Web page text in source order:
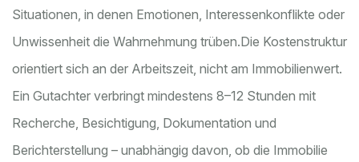
Situationen, in denen Emotionen, Interessenkonflikte oder
Unwissenheit die Wahrnehmung trüben.Die Kostenstruktur
orientiert sich an der Arbeitszeit, nicht am Immobilienwert.
Ein Gutachter verbringt mindestens 8–12 Stunden mit
Recherche, Besichtigung, Dokumentation und
Berichterstellung – unabhängig davon, ob die Immobilie